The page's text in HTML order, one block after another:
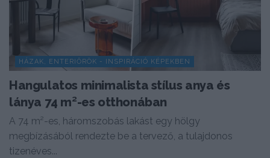
HÁZAK, ENTERIŐRÖK - INSPIRÁCIÓ KÉPEKBEN
Hangulatos minimalista stílus anya és
lánya 74 m²-es otthonában
A 74 m²-es, háromszobás lakást egy hölgy
megbízásából rendezte be a tervező, a tulajdonos
tizenéves...